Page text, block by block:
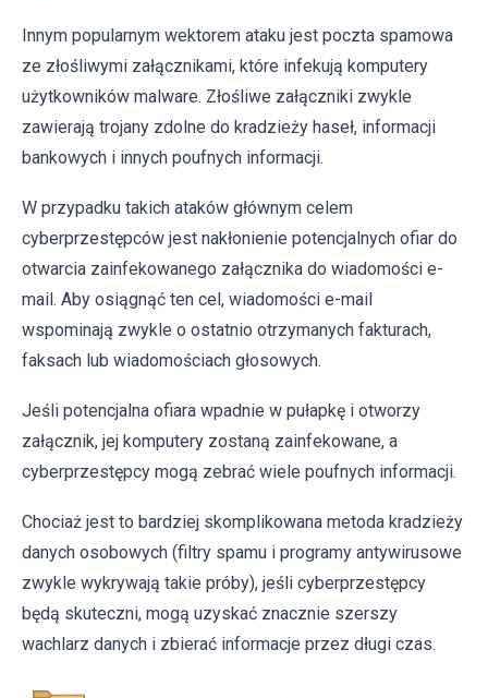
Innym popularnym wektorem ataku jest poczta spamowa
ze złośliwymi załącznikami, które infekują komputery
użytkowników malware. Złośliwe załączniki zwykle
zawierają trojany zdolne do kradzieży haseł, informacji
bankowych i innych poufnych informacji.
W przypadku takich ataków głównym celem
cyberprzestępców jest nakłonienie potencjalnych ofiar do
otwarcia zainfekowanego załącznika do wiadomości e-
mail. Aby osiągnąć ten cel, wiadomości e-mail
wspominają zwykle o ostatnio otrzymanych fakturach,
faksach lub wiadomościach głosowych.
Jeśli potencjalna ofiara wpadnie w pułapkę i otworzy
załącznik, jej komputery zostaną zainfekowane, a
cyberprzestępcy mogą zebrać wiele poufnych informacji.
Chociaż jest to bardziej skomplikowana metoda kradzieży
danych osobowych (filtry spamu i programy antywirusowe
zwykle wykrywają takie próby), jeśli cyberprzestępcy
będą skuteczni, mogą uzyskać znacznie szerszy
wachlarz danych i zbierać informacje przez długi czas.